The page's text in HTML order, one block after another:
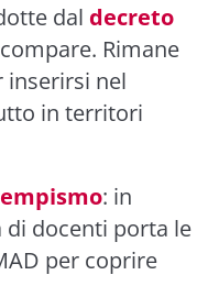
dal decreto
Rimane
inserirsi nel
in territori
: in
di docenti porta le
per coprire